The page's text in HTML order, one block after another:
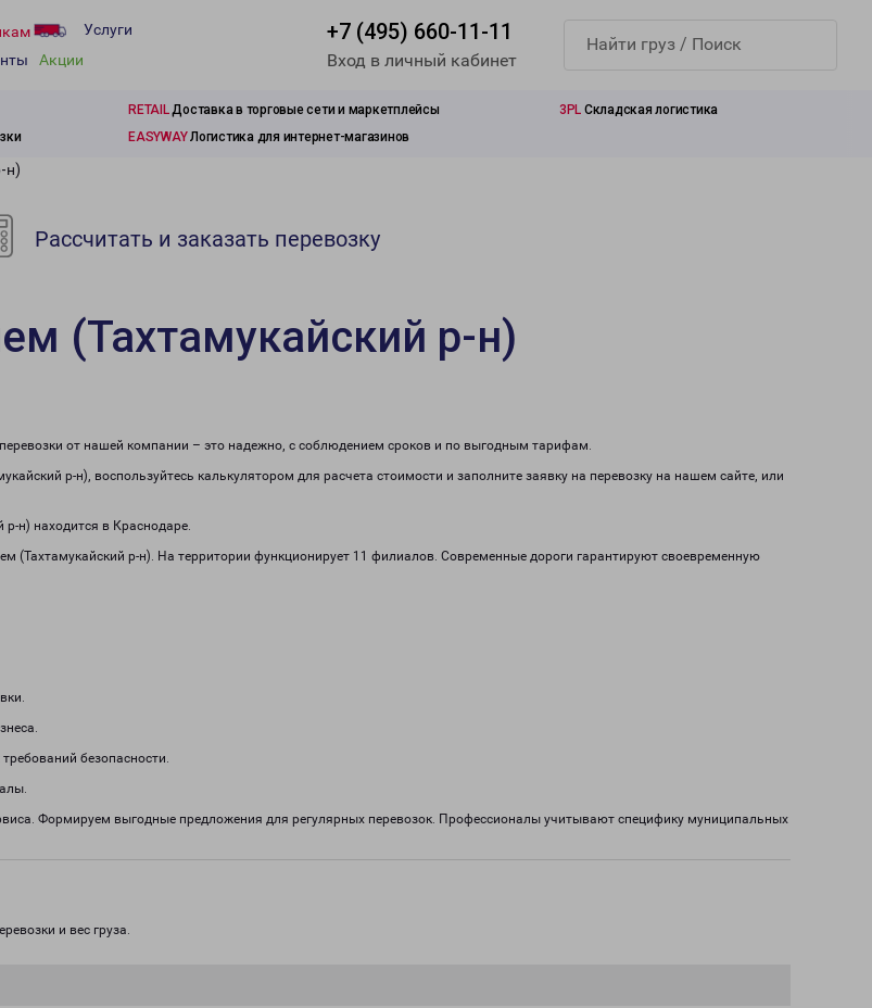
Услуги
Акции
+7 (495) 660-11-11
Вход в личный кабинет
RETAILДоставка в торговые сети и маркетплейсы 3PL Складская логистика
EASYWAYЛогистика для интернет-магазинов
н)
Рассчитать и заказать перевозку
(Тахтамукайский р-н)
от нашей компании – это надежно, с соблюдением сроков и по выгодным тарифам.
р-н), воспользуйтесь калькулятором для расчета стоимости и заполните заявку на перевозку на нашем сайте, или
н) находится в Краснодаре.
(Тахтамукайский р-н). На территории функционирует 11 филиалов. Современные дороги гарантируют своевременную
безопасности.
Формируем выгодные предложения для регулярных перевозок. Профессионалы учитывают специфику муниципальных
и вес груза.